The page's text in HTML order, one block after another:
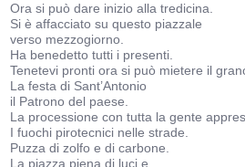
Ora si può dare inizio alla tredicina.
Si è affacciato su questo piazzale
verso mezzogiorno.
Ha benedetto tutti i presenti.
Tenetevi pronti ora si può mietere il
La festa di Sant’Antonio
il Patrono del paese.
La processione con tutta la gente
I fuochi pirotecnici nelle strade.
Puzza di zolfo e di carbone.
La piazza piena di luci e